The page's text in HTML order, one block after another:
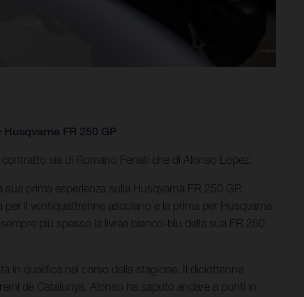
FR 250 GP
sia di Romano Fenati che di Alonso Lopez.
prima esperienza sulla Husqvarna FR 250 GP.
il ventiquattrenne ascolano e la prima per Husqvarna
più spesso la livrea bianco-blu della sua FR 250
in qualifica nel corso della stagione. Il diciottenne
de Catalunya. Alonso ha saputo andare a punti in